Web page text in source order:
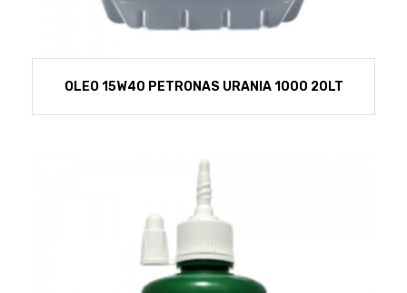
OLEO 15W40 PETRONAS URANIA 1000 20LT